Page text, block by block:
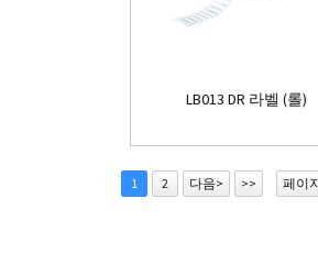
LB013 DR 라벨 (롤)
1 2 다음> >> 페이